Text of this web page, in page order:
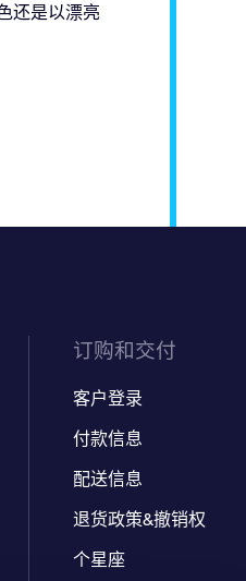
还是以漂亮
订购和交付
客户登录
付款信息
配送信息
退货政策&撤销权
个星座